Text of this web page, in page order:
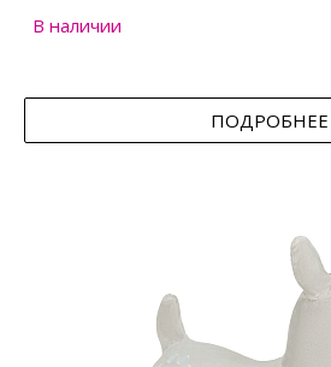
В наличии
ПОДРОБНЕЕ